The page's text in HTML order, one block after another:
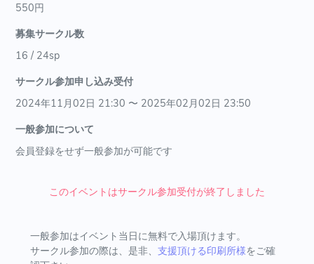
550円
募集サークル数
16 / 24sp
サークル参加申し込み受付
2024年11月02日 21:30 〜 2025年02月02日 23:50
一般参加について
会員登録をせず一般参加が可能です
このイベントはサークル参加受付が終了しました
一般参加はイベント当日に無料で入場頂けます。
サークル参加の際は、是非、 支援頂ける印刷所様をご確